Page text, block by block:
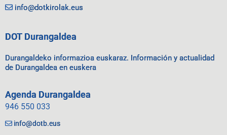
info@dotkirolak.eus
DOT Durangaldea
Durangaldeko informazioa euskaraz. Información y actualidad
de Durangaldea en euskera
Agenda Durangaldea
946 550 033
info@dotb.eus